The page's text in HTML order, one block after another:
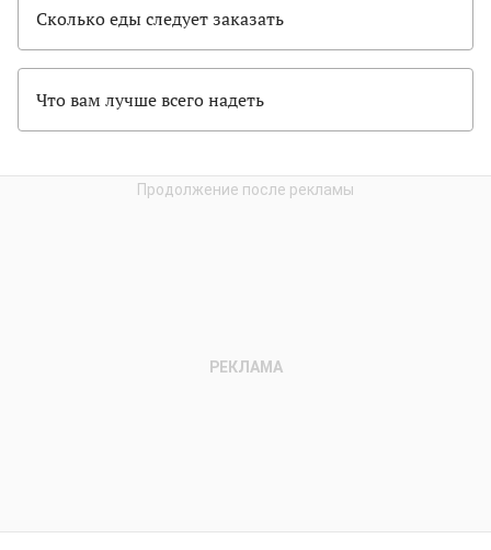
Сколько еды следует заказать
Что вам лучше всего надеть